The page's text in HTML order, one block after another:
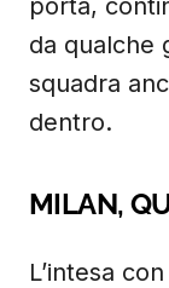
porta,
da qualche
squadra
dentro.
MILAN,
L’intesa